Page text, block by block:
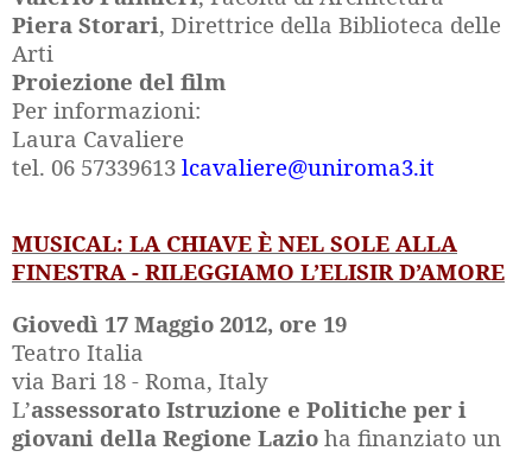
Piera Storari, Direttrice della Biblioteca delle
Arti
Proiezione del film
Per informazioni:
Laura Cavaliere
tel. 06 57339613 lcavaliere@uniroma3.it
MUSICAL: LA CHIAVE È NEL SOLE ALLA
FINESTRA - RILEGGIAMO L’ELISIR D’AMORE
Giovedì 17 Maggio 2012, ore 19
Teatro Italia
via Bari 18 - Roma, Italy
L’assessorato Istruzione e Politiche per i
giovani della Regione Lazio ha finanziato un